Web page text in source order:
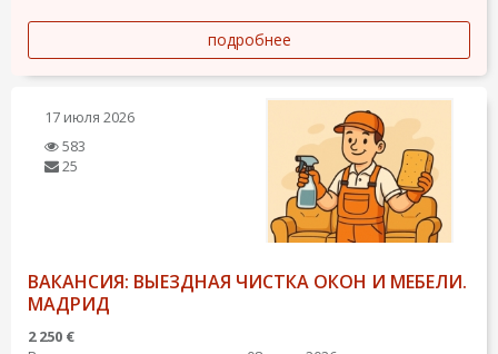
подробнее
17 июля 2026
583
25
ВАКАНСИЯ: ВЫЕЗДНАЯ ЧИСТКА ОКОН И МЕБЕЛИ.
МАДРИД
2 250 €